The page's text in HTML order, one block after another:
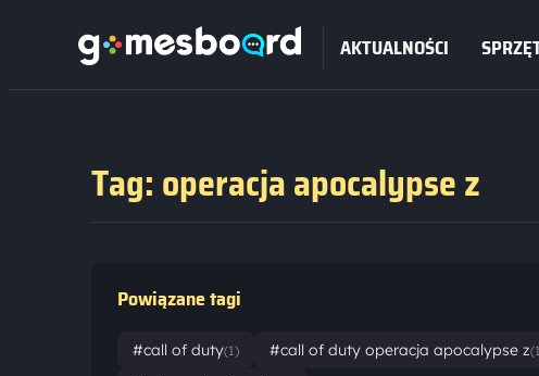
AKTUALNOŚCI
Tag: operacja apocalypse z
Powiązane tagi
#call of duty(1) #call of duty operacja apocalypse z